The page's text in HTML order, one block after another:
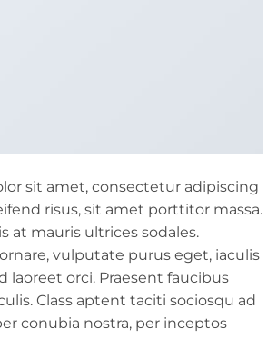
sit amet, consectetur adipiscing
risus, sit amet porttitor massa.
at mauris ultrices sodales.
vulputate purus eget, iaculis
laoreet orci. Praesent faucibus
Class aptent taciti sociosqu ad
conubia nostra, per inceptos